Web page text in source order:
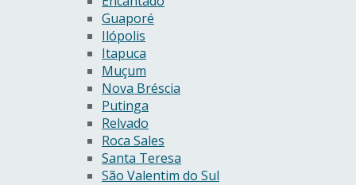
Guaporé
Ilópolis
Itapuca
Muçum
Nova Bréscia
Putinga
Relvado
Roca Sales
Santa Teresa
São Valentim do Sul